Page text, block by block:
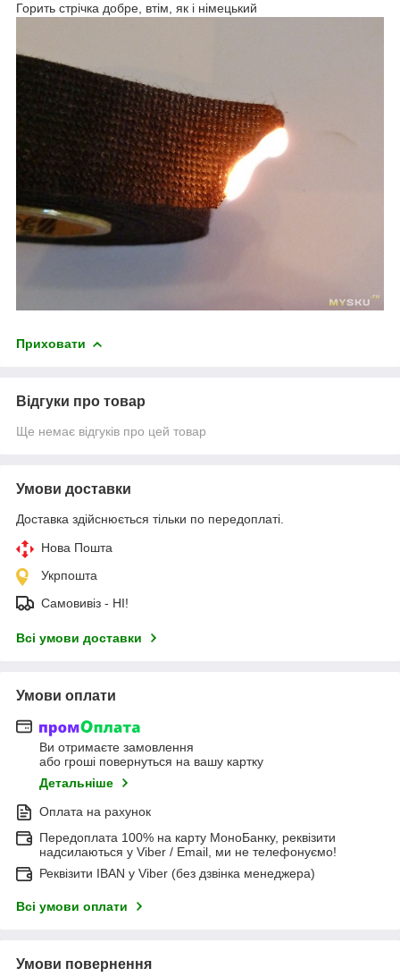
Горить стрічка добре, втім, як і німецький
Приховати
Відгуки про товар
Ще немає відгуків про цей товар
Умови доставки
Доставка здійснюється тільки по передоплаті.
Нова Пошта
Укрпошта
Самовивіз - НІ!
Всі умови доставки
Умови оплати
Ви отримаєте замовлення
або гроші повернуться на вашу картку
Детальніше
Оплата на рахунок
Передоплата 100% на карту МоноБанку, реквізити
надсилаються у Viber / Email, ми не телефонуємо!
Реквізити IBAN у Viber (без дзвінка менеджера)
Всі умови оплати
Умови повернення